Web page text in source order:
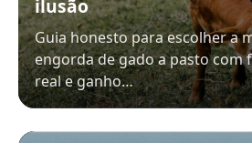
ilusão
Guia honesto para escolher a
engorda de gado a pasto com
real e ganho…